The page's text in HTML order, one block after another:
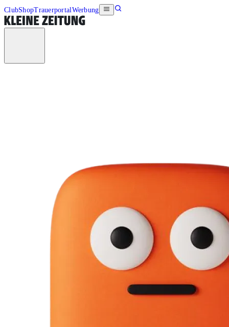
ClubShopTrauerportalWerbung